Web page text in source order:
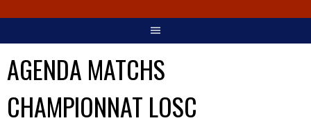
AGENDA MATCHS
CHAMPIONNAT LOSC